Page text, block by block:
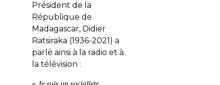
Président de la
République de
Madagascar, Didier
Ratsiraka (1936-2021) a
parlé ainsi à la radio et à
la télévision :